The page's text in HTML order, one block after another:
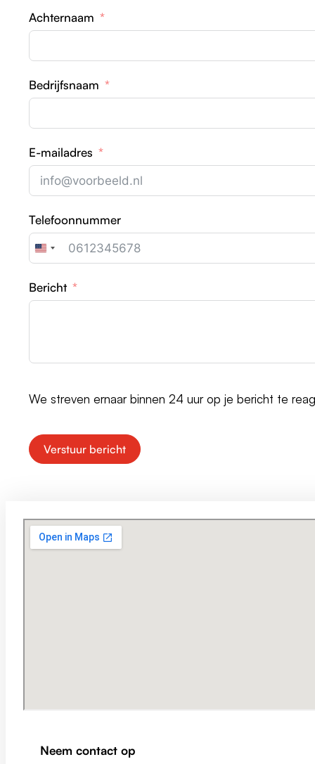
Achternaam
Bedrijfsnaam
E-mailadres
Telefoonnummer
United
+1
Bericht
We streven ernaar binnen 24 uur op je bericht te
Verstuur bericht
Neem contact op